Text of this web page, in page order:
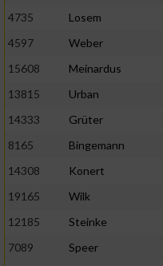
4735
Losem
4597
Weber
15608
Meinardus
13815
Urban
14333
Grüter
8165
Bingemann
14308
Konert
19165
Wilk
12185
Steinke
7089
Speer